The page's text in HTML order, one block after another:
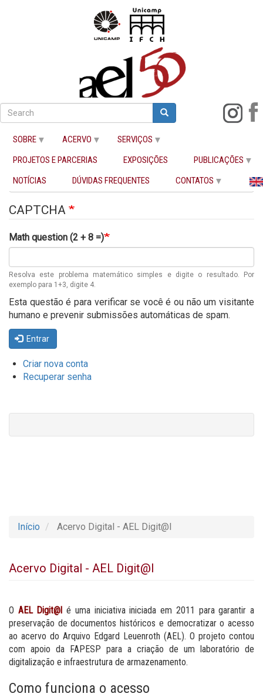
para
o
conteúdo
principal
Buscar
Search Search
SOBRE ACERVO
SERVIÇOS
PROJETOS E PARCERIAS
EXPOSIÇÕES
PUBLICAÇÕES
NOTÍCIAS
DÚVIDAS FREQUENTES CONTATOS
Nome de usuário
Senha
CAPTCHA
Math question (2 + 8 =)
Resolva este problema matemático simples e digite o resultado. Por
exemplo para 1+3, digite 4.
Esta questão é para verificar se você é ou não um visitante
humano e prevenir submissões automáticas de spam.
Entrar
Criar nova conta
Recuperar senha
Início Acervo Digital - AEL Digit@l
Acervo Digital - AEL Digit@l
O AEL Digit@l é uma iniciativa iniciada em 2011 para garantir a
preservação de documentos históricos e democratizar o acesso
ao acervo do Arquivo Edgard Leuenroth (AEL). O projeto contou
com apoio da FAPESP para a criação de um laboratório de
digitalização e infraestrutura de armazenamento.
Como funciona o acesso